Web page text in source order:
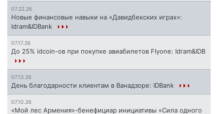
07.22.26
Новые финансовые навыки на «Давидбекских играх»:
Idram&IDBank
07.17.26
До 25% idcoin-ов при покупке авиабилетов Flyone: Idram&IDB
07.13.26
День благодарности клиентам в Ванадзоре: IDBank
07.10.26
«Мой лес Армения»-бенефициар инициативы «Сила одного